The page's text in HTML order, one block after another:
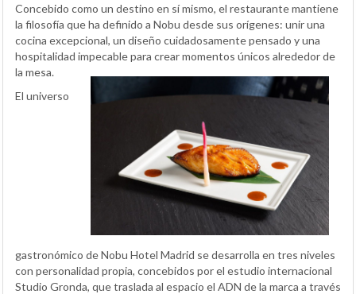
Concebido como un destino en sí mismo, el restaurante mantiene
la filosofía que ha definido a Nobu desde sus orígenes: unir una
cocina excepcional, un diseño cuidadosamente pensado y una
hospitalidad impecable para crear momentos únicos alrededor de
la mesa.
El universo
gastronómico de Nobu Hotel Madrid se desarrolla en tres niveles
con personalidad propia, concebidos por el estudio internacional
Studio Gronda, que traslada al espacio el ADN de la marca a través